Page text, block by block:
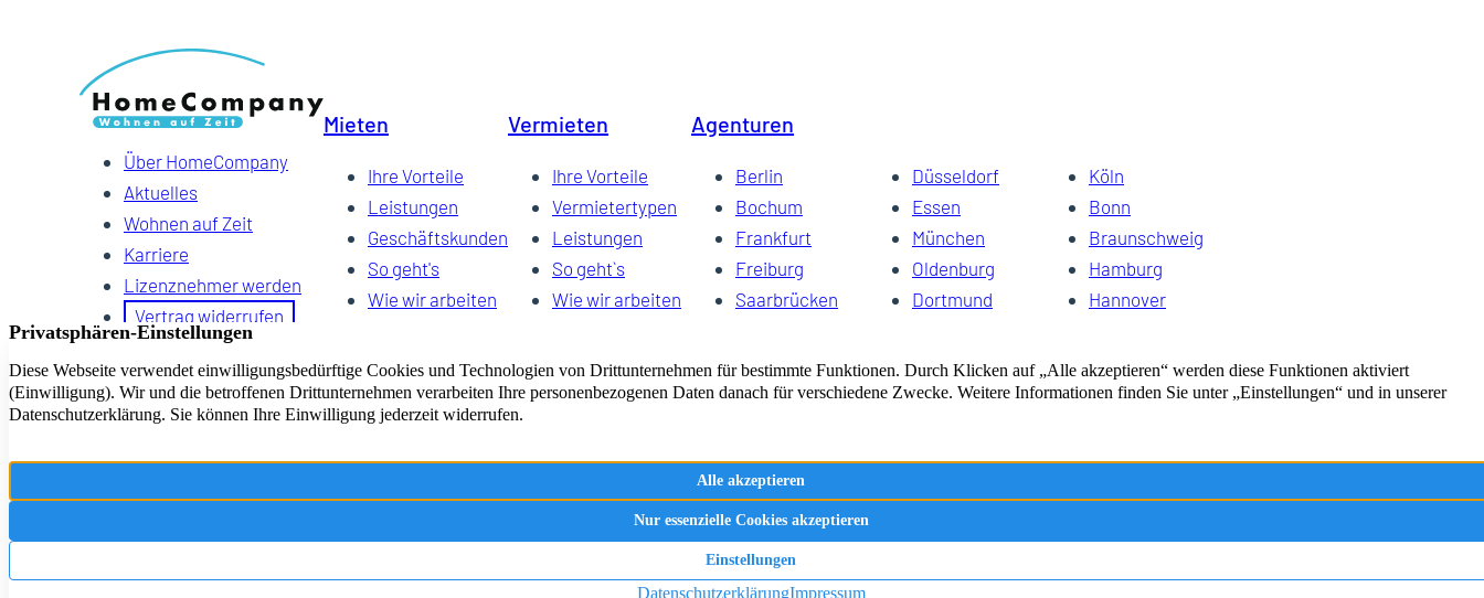
Über HomeCompany
Aktuelles
Wohnen auf Zeit
Karriere
Lizenznehmer werden
Vertrag widerrufen
Mieten
Ihre Vorteile
Leistungen
Geschäftskunden
So geht's
Wie wir arbeiten
Suchauftrag
Vermieten
Ihre Vorteile
Vermietertypen
Leistungen
So geht`s
Wie wir arbeiten
Vermieterauftrag
Agenturen
Berlin Düsseldorf
Köln
Bochum
Essen
Bonn
Frankfurt
München
Braunschweig
Freiburg
Oldenburg
Hamburg
Saarbrücken
Dortmund
Hannover
Wuppertal
Bremen
Impressum Datenschutz Kontakt